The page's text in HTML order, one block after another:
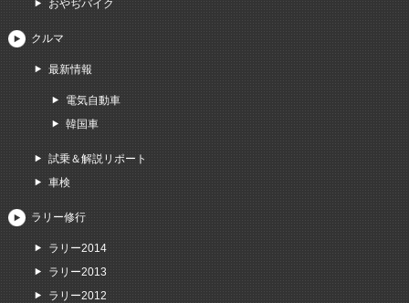
おやぢバイク
クルマ
最新情報
電気自動車
韓国車
試乗＆解説リポート
車検
ラリー修行
ラリー2014
ラリー2013
ラリー2012